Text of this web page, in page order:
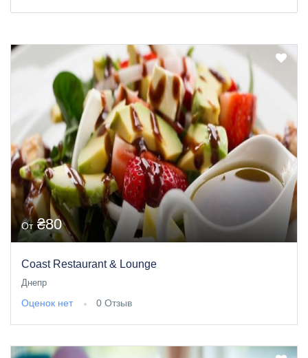
От₴80
Coast Restaurant & Lounge
Днепр
Оценок нет 0 Отзыв